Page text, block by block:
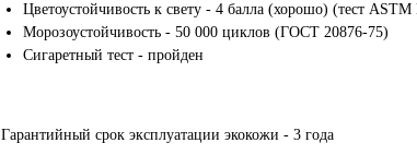
Цветоустойчивость к свету - 4 балла (хорошо) (тест ASTM
Морозоустойчивость - 50 000 циклов (ГОСТ 20876-75)
Сигаретный тест - пройден
Гарантийный срок эксплуатации экокожи - 3 года